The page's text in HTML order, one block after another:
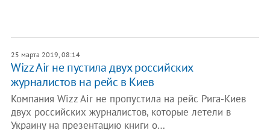
25 марта 2019, 08:14
Wizz Air не пустила двух российских
журналистов на рейс в Киев
Компания Wizz Air не пропустила на рейс Рига-Киев
двух российских журналистов, которые летели в
Украину на презентацию книги о…